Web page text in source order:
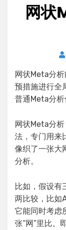
网状
网状Meta分
预措施进行全
普通Meta分析
网状Meta分
法，专门用来
像织了一张大
分析。
比如，假设有
两比较，比如
它能同时考虑
张“网”里比。